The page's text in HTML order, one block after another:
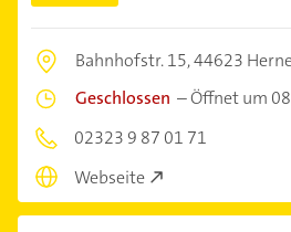
Bahnhofstr. 15,44623
Geschlossen –Öffnet um
02323 9 87 01 71
Webseite